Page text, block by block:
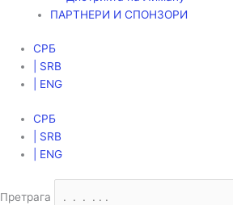
ПАРТНЕРИ И СПОНЗОРИ
СРБ
| SRB
| ENG
СРБ
| SRB
| ENG
Претрага